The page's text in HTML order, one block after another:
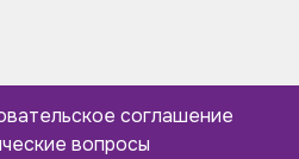
соглашение
вопросы